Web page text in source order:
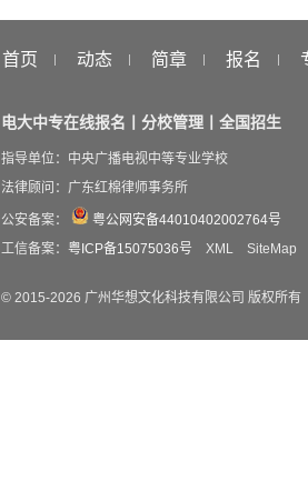
首页 动态 简章 报名
电大中专在线报名丨分校管理丨全国招生
指导单位：中央广播电视中等专业学校
法律顾问：广东红棉律师事务所
公安备案：
粤公网安备44010402002764号
工信备案： 粤ICP备15075036号 XML SiteMap
© 2015-2026 广州华想文化科技有限公司 版权所有